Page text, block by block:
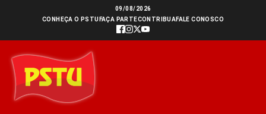
conteúdo
09/08/2026
CONHEÇA O PSTU FAÇA PARTECONTRIBUAFALE CONOSCO